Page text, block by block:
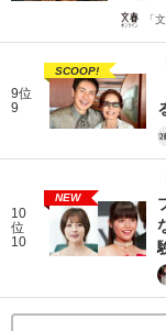
「
9位
9
SCOOP!
10
位
10
NEW